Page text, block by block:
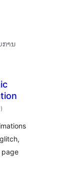
ການ
ຄະແນນ
ທັງໝົດ
)
page